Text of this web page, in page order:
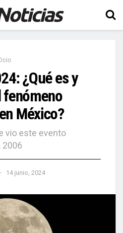
¿Qué es y
fenómeno
México?
vio este evento
14 junio, 2024